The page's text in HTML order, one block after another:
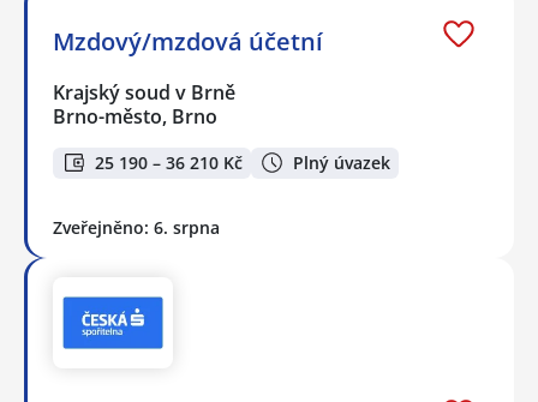
Mzdový/mzdová účetní
Krajský soud v Brně
Brno-město, Brno
25 190 – 36 210 Kč Plný úvazek
Zveřejněno: 6. srpna